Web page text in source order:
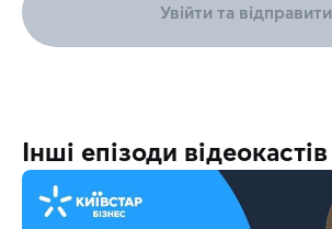
Увійти та відправити
Інші епізоди відеокастів